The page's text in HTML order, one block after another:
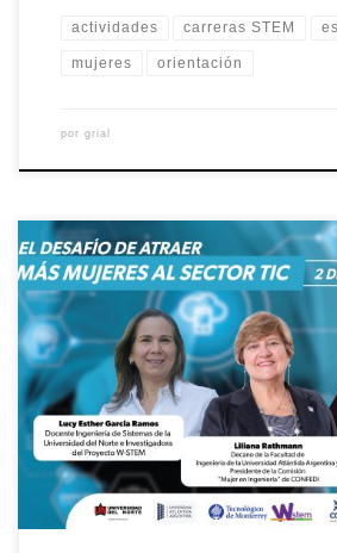
actividades carreras STEM
mujeres orientación
por grial
El próximo miércoles 2 de septiembre de
tendrá lugar un webinar organizado por
de W-STEM sobre la atracción de mujeres
El evento contará con la participación de
Lucy Esther García Ramos, docente en